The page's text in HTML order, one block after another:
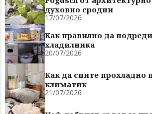
духовно сродни
17/07/2026
Как правилно да
хладилника
20/07/2026
Как да спите прохладно
климатик
21/07/2026